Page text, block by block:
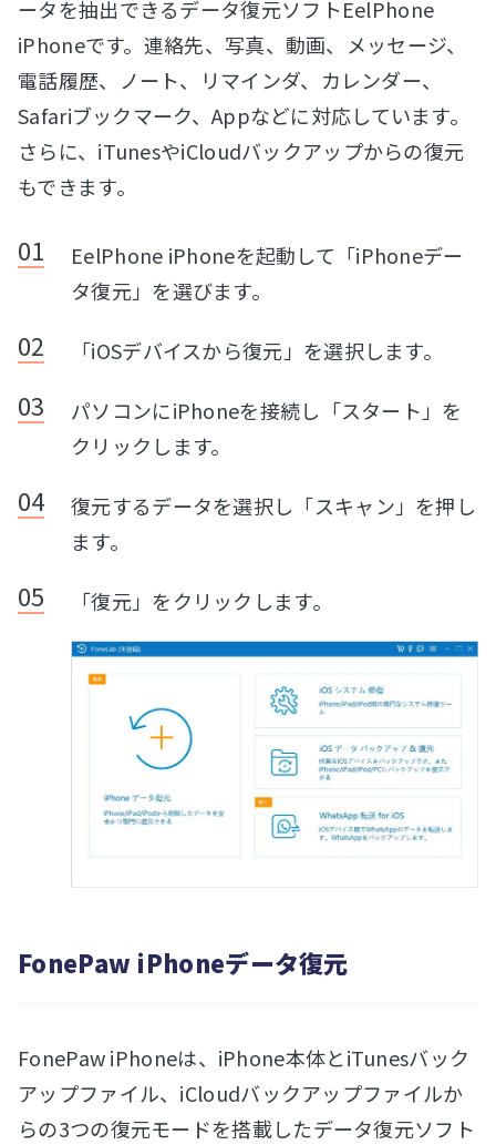
ータを抽出できるデータ復元ソフトEelPhone
iPhoneです。連絡先、写真、動画、メッセージ、
電話履歴、ノート、リマインダ、カレンダー、
Safariブックマーク、Appなどに対応しています。
さらに、iTunesやiCloudバックアップからの復元
もできます。
EelPhone iPhoneを起動して「iPhoneデー
タ復元」を選びます。
「iOSデバイスから復元」を選択します。
パソコンにiPhoneを接続し「スタート」を
クリックします。
復元するデータを選択し「スキャン」を押し
ます。
「復元」をクリックします。
FonePaw iPhoneデータ復元
FonePaw iPhoneは、iPhone本体とiTunesバック
アップファイル、iCloudバックアップファイルか
らの3つの復元モードを搭載したデータ復元ソフト